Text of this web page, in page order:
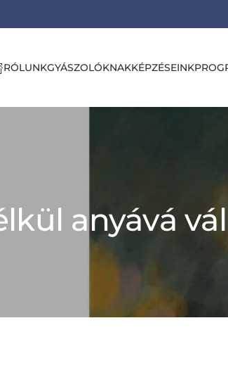
RÓLUNKGYÁSZOLÓKNAKKÉPZÉSEINK
anyává